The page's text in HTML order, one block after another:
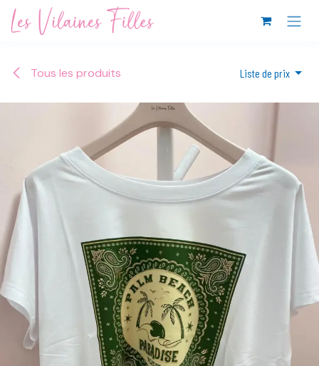
Se rendre au contenu
Tous les produits Liste de prix